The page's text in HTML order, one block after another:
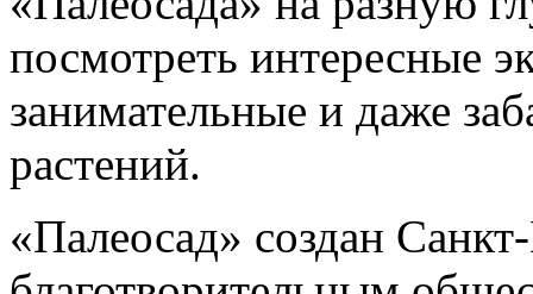
посмотреть интересные
занимательные и даже
растений.
«Палеосад» создан